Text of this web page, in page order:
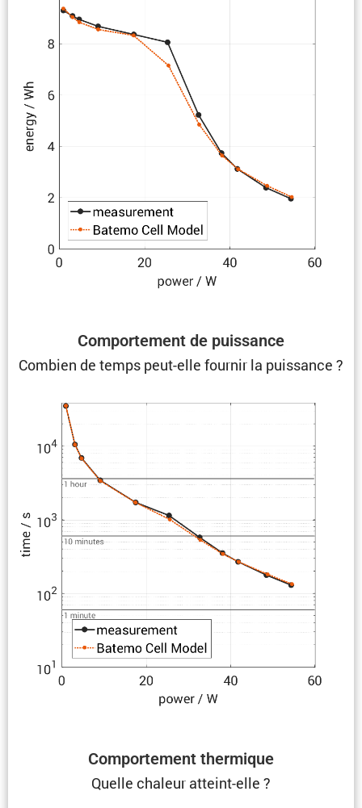
Compor­te­ment de puissance
Combien de temps peut-elle fournir la puissance ?
Compor­te­ment thermique
Quelle chaleur atteint-elle ?